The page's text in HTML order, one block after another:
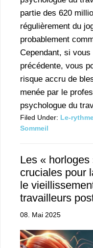
partie des 620
régulièrement du
probablement
Cependant, si
précédente, vous
risque accru de
menée par le
psychologue du
Filed Under: Le-
Sommeil
Les «
cruciales pour
le
travailleurs
08. Mai 2025